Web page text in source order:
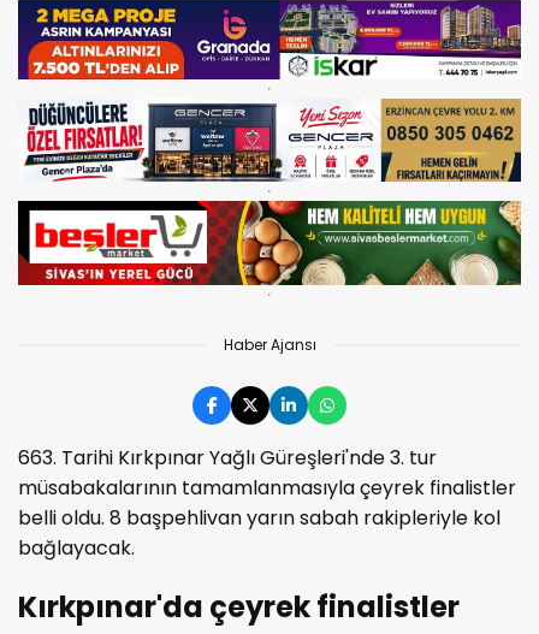
Haber Ajansı
663. Tarihi Kırkpınar Yağlı Güreşleri'nde 3. tur
müsabakalarının tamamlanmasıyla çeyrek finalistler
belli oldu. 8 başpehlivan yarın sabah rakipleriyle kol
bağlayacak.
Kırkpınar'da çeyrek finalistler